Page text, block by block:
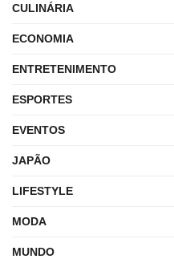
CULINÁRIA
ECONOMIA
ENTRETENIMENTO
ESPORTES
EVENTOS
JAPÃO
LIFESTYLE
MODA
MUNDO